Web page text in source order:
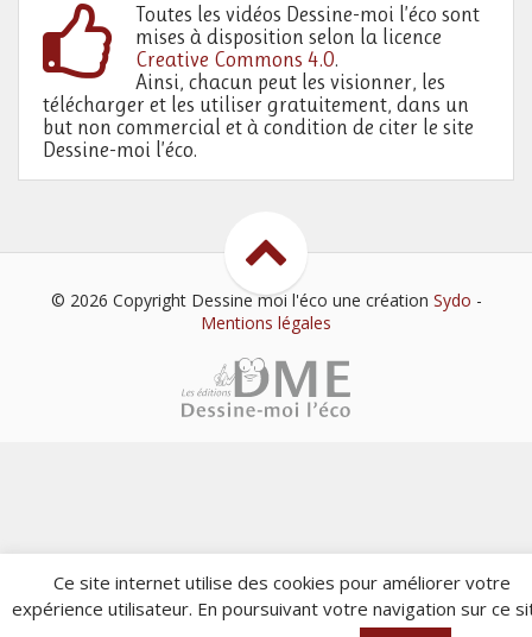
Toutes les vidéos Dessine-moi l’éco sont
mises à disposition selon la licence
Creative Commons 4.0.
Ainsi, chacun peut les visionner, les
télécharger et les utiliser gratuitement, dans un
but non commercial et à condition de citer le site
Dessine-moi l’éco.
© 2026 Copyright Dessine moi l'éco une création Sydo -
Mentions légales
Ce site internet utilise des cookies pour améliorer votre
expérience utilisateur. En poursuivant votre navigation sur ce